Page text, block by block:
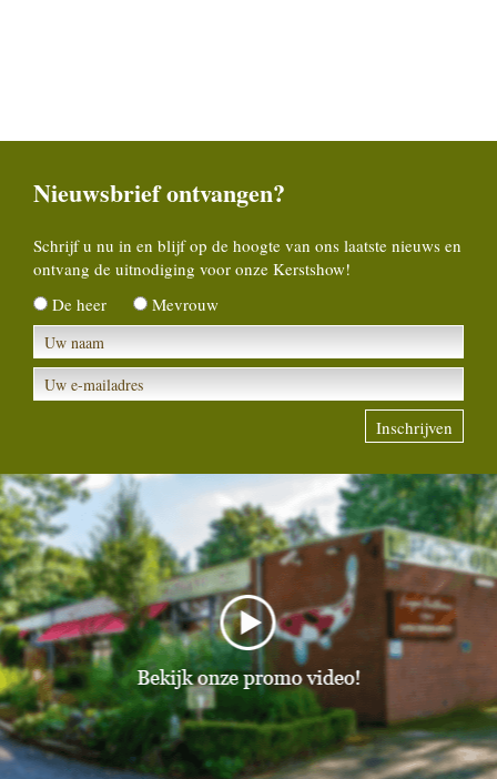
Nieuwsbrief ontvangen?
Schrijf u nu in en blijf op de hoogte van ons laatste nieuws en
ontvang de uitnodiging voor onze Kerstshow!
De heer
Mevrouw